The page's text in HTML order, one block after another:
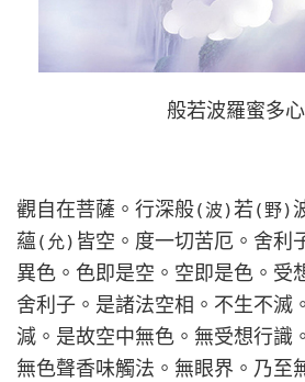
般若波羅蜜多
觀自在菩薩。行深般(波)若 (野)
蘊 (允) 皆空。度一切苦厄。舍利
異色。色即是空。空即是色。受
舍利子。是諸法空相。不生不滅
減。是故空中無色。無受想行識
無色聲香味觸法。無眼界。乃至